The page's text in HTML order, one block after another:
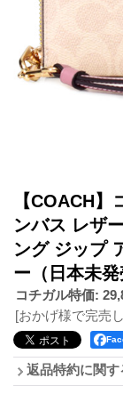
【COACH
ンバス レザ
ング ジップ
ー（日本未発
コチガル特価:
[おかげ様で完売
返品特約に関